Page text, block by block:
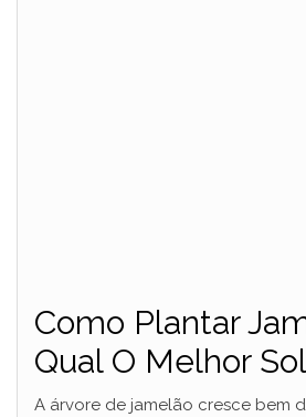
Como Plantar
Qual O Melhor
A árvore de jamelão cresce bem